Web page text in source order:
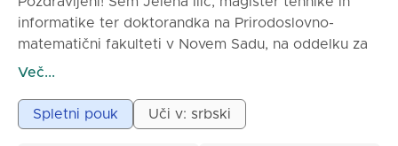
informatike ter doktorandka na Prirodoslovno-
matematični fakulteti v Novem Sadu, na oddelku za
matematiko in informatiko.
Mnogi učenci pravijo, da je fizika težka in se zdi kot
strah. Vendar je fizika povsod okoli nas – v naravi,
Več...
Spletni pouk Uči v: srbski